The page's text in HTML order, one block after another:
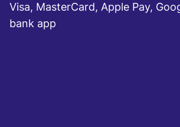
Visa, MasterCard, Apple Pay,
bank app